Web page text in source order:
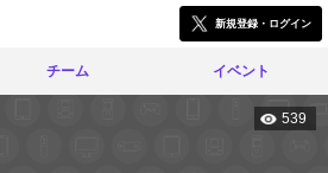
新規登録・ログイン
チーム イベント
539